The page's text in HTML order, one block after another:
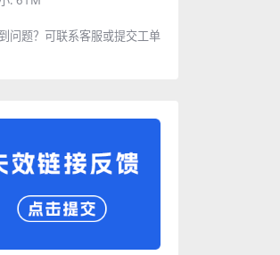
问题？可联系客服或提交工单